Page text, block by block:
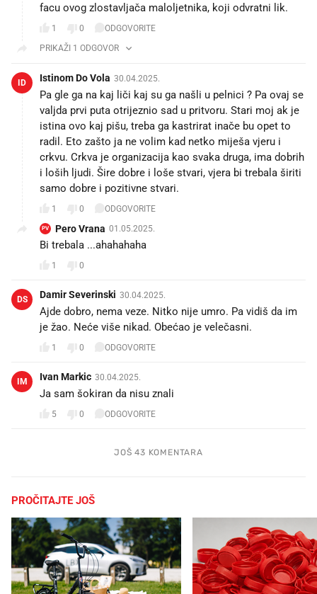
facu ovog zlostavljača maloljetnika, koji odvratni lik.
1 0
ODGOVORITE
PRIKAŽI 1 ODGOVOR
ID Istinom Do Vola 30.04.2025.
Pa gle ga na kaj liči kaj su ga našli u pelnici ? Pa ovaj se
valjda prvi puta otrijeznio sad u pritvoru. Stari moj ak je
istina ovo kaj pišu, treba ga kastrirat inače bu opet to
radil. Eto zašto ja ne volim kad netko miješa vjeru i
crkvu. Crkva je organizacija kao svaka druga, ima dobrih
i loših ljudi. Šire dobre i loše stvari, vjera bi trebala širiti
samo dobre i pozitivne stvari.
1 0 ODGOVORITE
PV Pero Vrana 01.05.2025.
Bi trebala ...ahahahaha
1 0
DS Damir Severinski 30.04.2025.
Ajde dobro, nema veze. Nitko nije umro. Pa vidiš da im
je žao. Neće više nikad. Obećao je velečasni.
1 0 ODGOVORITE
IM Ivan Markic 30.04.2025.
Ja sam šokiran da nisu znali
5 0 ODGOVORITE
JOŠ 43 KOMENTARA
PROČITAJTE JOŠ